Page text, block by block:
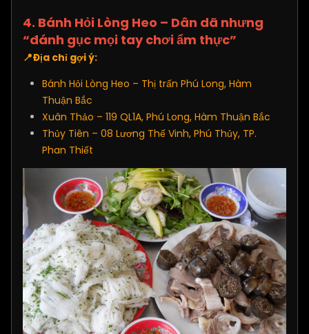
4. Bánh Hỏi Lòng Heo – Dân dã nhưng
“đánh gục mọi tay chơi ẩm thực”
📍Địa chỉ gợi ý:
Bánh Hỏi Lòng Heo – Thị trấn Phú Long, Hàm
Thuận Bắc
Xuân Thảo – 119 QL1A, Phú Long, Hàm Thuận Bắc
Thủy Tiên – 08 Lương Thế Vinh, Phú Thủy, TP.
Phan Thiết